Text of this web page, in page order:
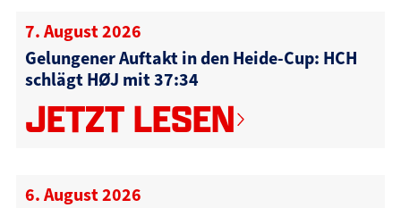
7. August 2026
Gelungener Auftakt in den Heide-Cup: HCH
schlägt HØJ mit 37:34
JETZT LESEN
6. August 2026